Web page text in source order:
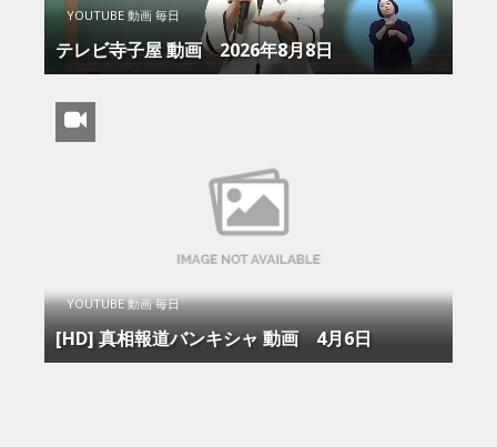
YOUTUBE 動画 毎日
テレビ寺子屋 動画 2026年8月8日
YOUTUBE 動画 毎日
[HD] 真相報道バンキシャ 動画 4月6日